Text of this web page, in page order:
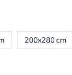
200x280 cm